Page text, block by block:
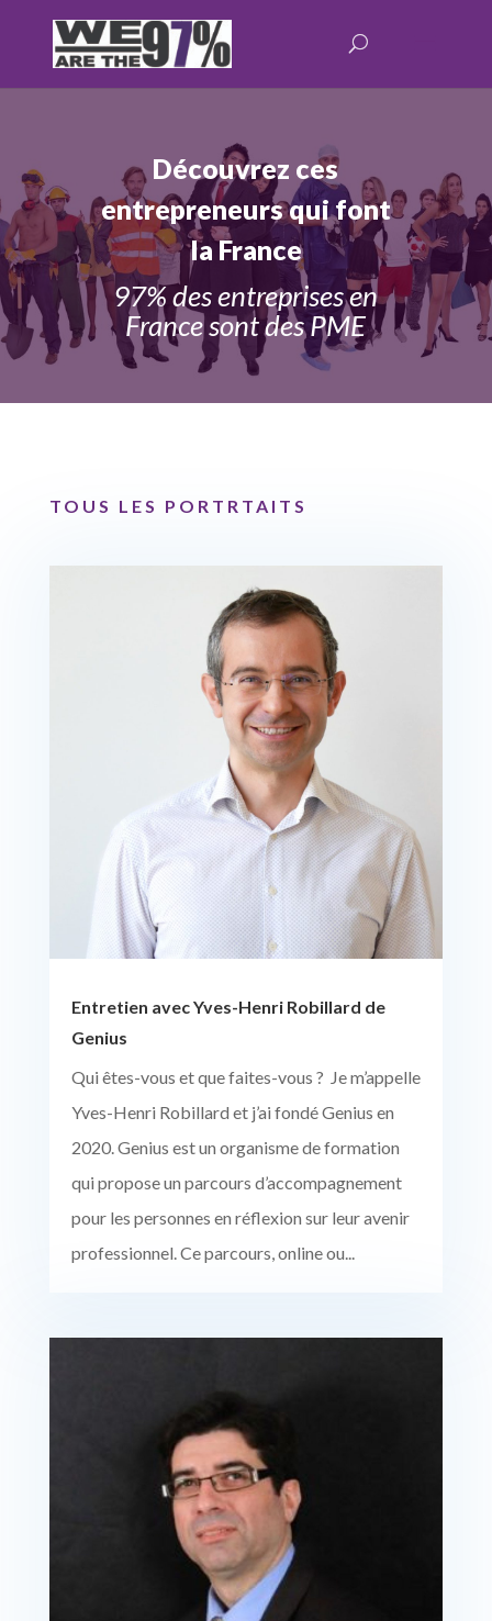
Découvrez ces
entrepreneurs qui font
la France
97% des entreprises en
France sont des PME
TOUS LES PORTRTAITS
Entretien avec Yves-Henri Robillard de
Genius
Qui êtes-vous et que faites-vous ? Je m’appelle
Yves-Henri Robillard et j’ai fondé Genius en
2020. Genius est un organisme de formation
qui propose un parcours d’accompagnement
pour les personnes en réflexion sur leur avenir
professionnel. Ce parcours, online ou...